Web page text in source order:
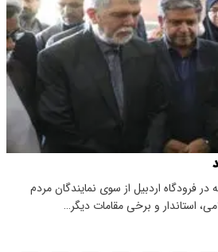
اردبیل از سوی نمایندگان مردم
استاندار و برخی مقامات دیگر…